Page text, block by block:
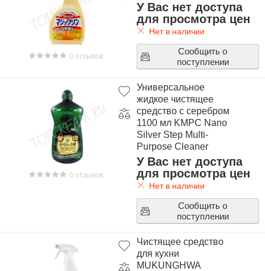
0 отзывов
У Вас нет доступа
для просмотра цен
Нет в наличии
Сообщить о
поступлении
0 отзывов
Универсальное
жидкое чистящее
средство с серебром
1100 мл KMPC Nano
Silver Step Multi-
Purpose Cleaner
1100ml
У Вас нет доступа
для просмотра цен
Нет в наличии
Сообщить о
поступлении
Чистящее средство
для кухни
MUKUNGHWA